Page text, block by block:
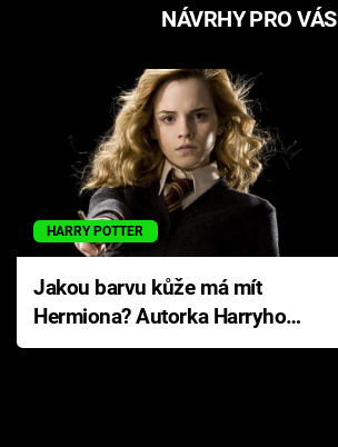
NÁVRHY PRO VÁS
HARRY POTTER
Jakou barvu kůže má mít
Hermiona? Autorka Harryho
Pottera přišla s ráznou